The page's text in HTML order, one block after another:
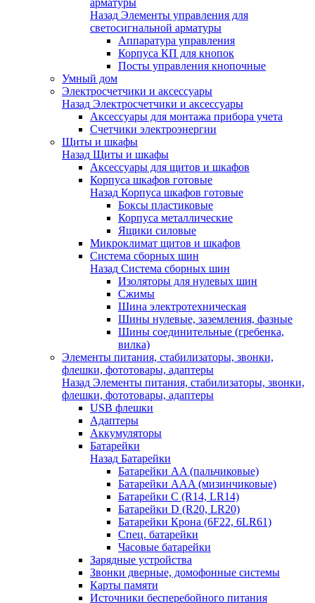
арматуры
Назад Элементы управления для
светосигнальной арматуры
Аппаратура управления
Корпуса КП для кнопок
Посты управления кнопочные
Умный дом
Электросчетчики и аксессуары
Назад Электросчетчики и аксессуары
Аксессуары для монтажа прибора учета
Счетчики электроэнергии
Щиты и шкафы
Назад Щиты и шкафы
Аксессуары для щитов и шкафов
Корпуса шкафов готовые
Назад Корпуса шкафов готовые
Боксы пластиковые
Корпуса металлические
Ящики силовые
Микроклимат щитов и шкафов
Система сборных шин
Назад Система сборных шин
Изоляторы для нулевых шин
Сжимы
Шина электротехническая
Шины нулевые, заземления, фазные
Шины соединительные (гребенка,
вилка)
Элементы питания, стабилизаторы, звонки,
флешки, фототовары, адаптеры
Назад Элементы питания, стабилизаторы, звонки,
флешки, фототовары, адаптеры
USB флешки
Адаптеры
Аккумуляторы
Батарейки
Назад Батарейки
Батарейки AA (пальчиковые)
Батарейки AAA (мизинчиковые)
Батарейки C (R14, LR14)
Батарейки D (R20, LR20)
Батарейки Крона (6F22, 6LR61)
Спец. батарейки
Часовые батарейки
Зарядные устройства
Звонки дверные, домофонные системы
Карты памяти
Источники бесперебойного питания